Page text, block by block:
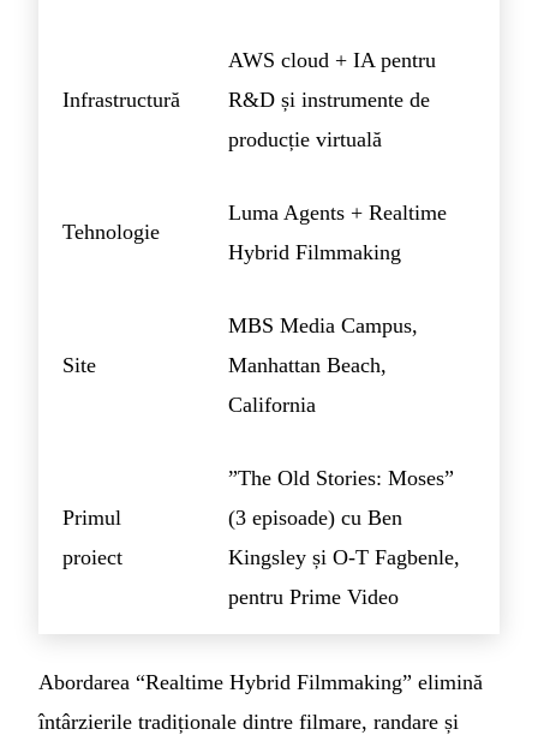
Infrastructură
AWS cloud + IA pentru
R&D și instrumente de
producție virtuală
Tehnologie
Luma Agents + Realtime
Hybrid Filmmaking
Site
MBS Media Campus,
Manhattan Beach,
California
Primul
proiect
”The Old Stories: Moses”
(3 episoade) cu Ben
Kingsley și O-T Fagbenle,
pentru Prime Video
Abordarea “Realtime Hybrid Filmmaking” elimină
întârzierile tradiționale dintre filmare, randare și